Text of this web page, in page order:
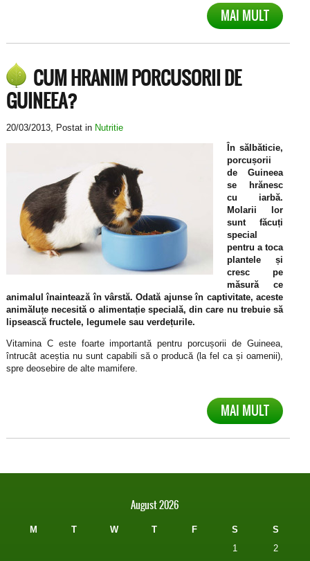
MAI MULT
CUM HRANIM PORCUSORII DE
GUINEEA?
20/03/2013, Postat in Nutritie
În sălbăticie,
porcușorii
de Guineea
se hrănesc
cu iarbă.
Molarii lor
sunt făcuți
special
pentru a toca
plantele și
cresc pe
măsură ce
animalul înaintează în vârstă. Odată ajunse în captivitate, aceste
animăluțe necesită o alimentație specială, din care nu trebuie să
lipsească fructele, legumele sau verdețurile.
Vitamina C este foarte importantă pentru porcușorii de Guineea,
întrucât aceștia nu sunt capabili să o producă (la fel ca și oamenii),
spre deosebire de alte mamifere.
MAI MULT
August 2026
M T W T F S
S
1
2